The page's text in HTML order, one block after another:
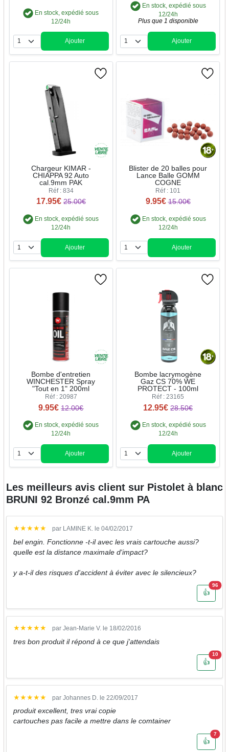
En stock, expédié sous
12/24h
Quantité
Ajouter
En stock, expédié sous
12/24h
Plus que 1 disponible
Quantité
Ajouter
Chargeur KIMAR -
CHIAPPA 92 Auto
cal.9mm PAK
Réf : 834
17.95€ 25.00€
En stock, expédié sous
12/24h
Quantité
Ajouter
Blister de 20 balles pour
Lance Balle GOMM
COGNE
Réf : 101
9.95€ 15.00€
En stock, expédié sous
12/24h
Quantité
Ajouter
Bombe d'entretien
WINCHESTER Spray
"Tout en 1" 200ml
Réf : 20987
9.95€ 12.00€
En stock, expédié sous
12/24h
Quantité
Ajouter
Bombe lacrymogène
Gaz CS 70% WE
PROTECT - 100ml
Réf : 23165
12.95€ 28.50€
En stock, expédié sous
12/24h
Quantité
Ajouter
Les meilleurs avis client sur Pistolet à blanc
BRUNI 92 Bronzé cal.9mm PA
★★★★★ par LAMINE K. le 04/02/2017
bel engin. Fonctionne -t-il avec les vrais cartouche aussi?
quelle est la distance maximale d'impact?
y a-t-il des risques d'accident à éviter avec le silencieux?
👍
96
★★★★★ par Jean-Marie V. le 18/02/2016
tres bon produit il répond à ce que j'attendais
👍
10
★★★★★ par Johannes D. le 22/09/2017
produit excellent, tres vrai copie
cartouches pas facile a mettre dans le comtainer
👍
7